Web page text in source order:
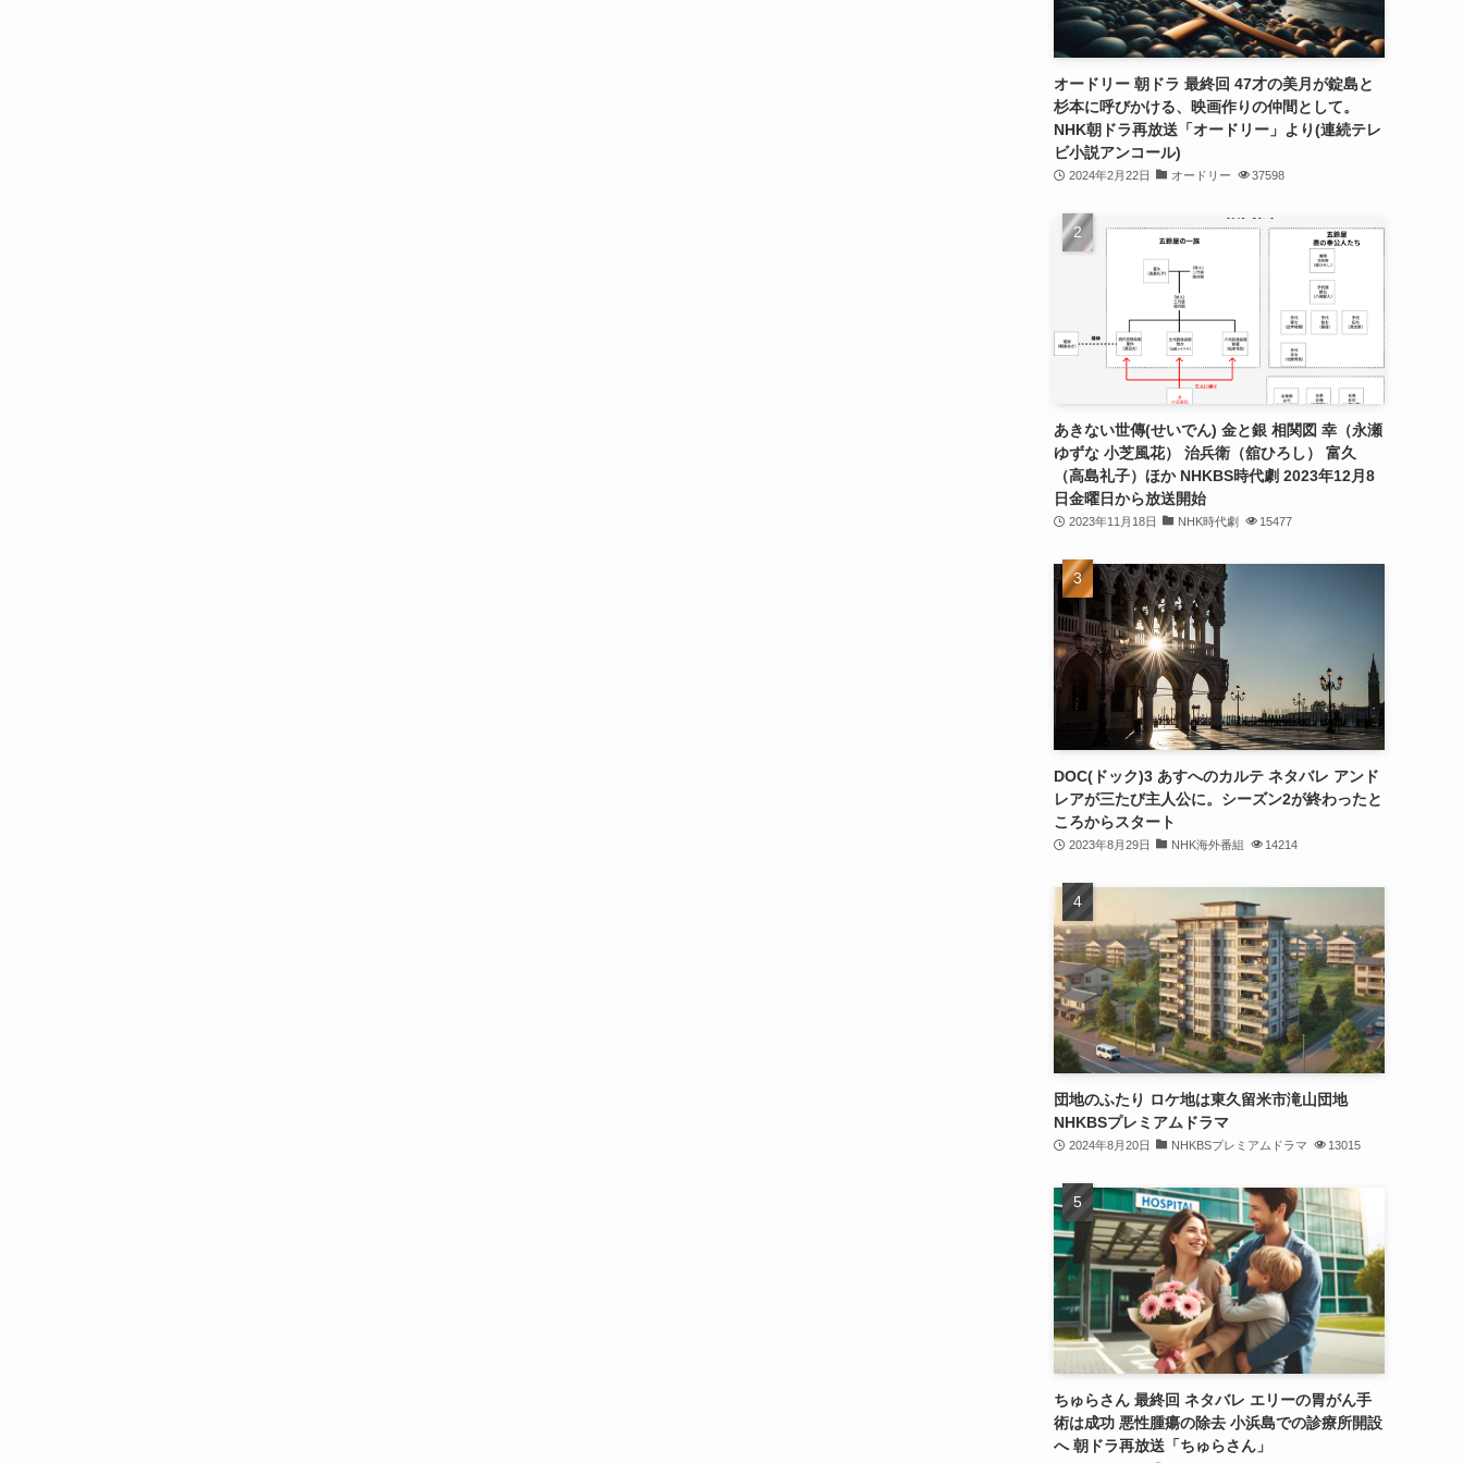
オードリー 朝ドラ 最終回 47才の美月が錠島と
杉本に呼びかける、映画作りの仲間として。
NHK朝ドラ再放送「オードリー」より(連続テレ
ビ小説アンコール)
2024年2月22日 オードリー 37598
あきない世傳(せいでん) 金と銀 相関図 幸（永瀬
ゆずな 小芝風花） 治兵衛（舘ひろし） 富久
（高島礼子）ほか NHKBS時代劇 2023年12月8
日金曜日から放送開始
2023年11月18日 NHK時代劇 15477
DOC(ドック)3 あすへのカルテ ネタバレ アンド
レアが三たび主人公に。シーズン2が終わったと
ころからスタート
2023年8月29日 NHK海外番組 14214
団地のふたり ロケ地は東久留米市滝山団地
NHKBSプレミアムドラマ
2024年8月20日 NHKBSプレミアムドラマ 13015
ちゅらさん 最終回 ネタバレ エリーの胃がん手
術は成功 悪性腫瘍の除去 小浜島での診療所開設
へ 朝ドラ再放送「ちゅらさん」